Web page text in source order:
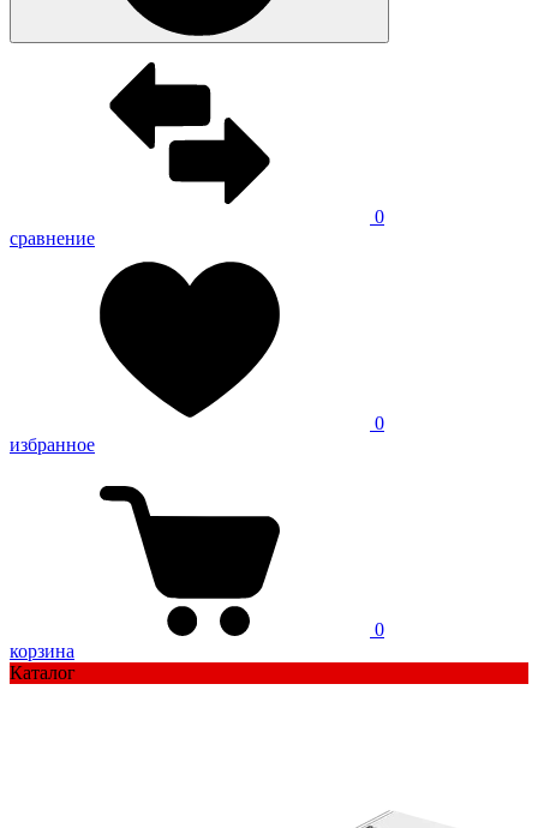
0
сравнение
0
избранное
0
корзина
Каталог